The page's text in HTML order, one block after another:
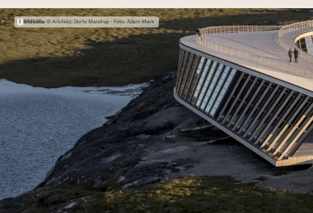
Bildkälla:© Arkitekt: Dorte Mandrup - Foto: Adam Mørk